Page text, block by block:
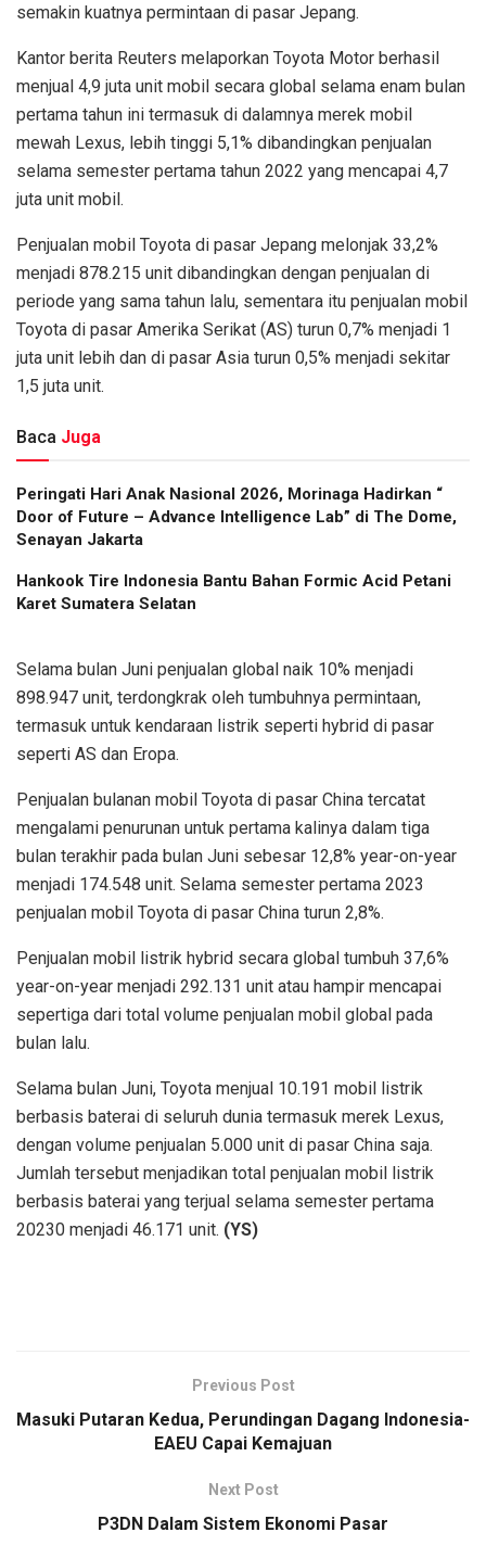
semakin kuatnya permintaan di pasar Jepang.
Kantor berita Reuters melaporkan Toyota Motor berhasil
menjual 4,9 juta unit mobil secara global selama enam bulan
pertama tahun ini termasuk di dalamnya merek mobil
mewah Lexus, lebih tinggi 5,1% dibandingkan penjualan
selama semester pertama tahun 2022 yang mencapai 4,7
juta unit mobil.
Penjualan mobil Toyota di pasar Jepang melonjak 33,2%
menjadi 878.215 unit dibandingkan dengan penjualan di
periode yang sama tahun lalu, sementara itu penjualan mobil
Toyota di pasar Amerika Serikat (AS) turun 0,7% menjadi 1
juta unit lebih dan di pasar Asia turun 0,5% menjadi sekitar
1,5 juta unit.
Baca Juga
Peringati Hari Anak Nasional 2026, Morinaga Hadirkan “
Door of Future – Advance Intelligence Lab” di The Dome,
Senayan Jakarta
Hankook Tire Indonesia Bantu Bahan Formic Acid Petani
Karet Sumatera Selatan
Selama bulan Juni penjualan global naik 10% menjadi
898.947 unit, terdongkrak oleh tumbuhnya permintaan,
termasuk untuk kendaraan listrik seperti hybrid di pasar
seperti AS dan Eropa.
Penjualan bulanan mobil Toyota di pasar China tercatat
mengalami penurunan untuk pertama kalinya dalam tiga
bulan terakhir pada bulan Juni sebesar 12,8% year-on-year
menjadi 174.548 unit. Selama semester pertama 2023
penjualan mobil Toyota di pasar China turun 2,8%.
Penjualan mobil listrik hybrid secara global tumbuh 37,6%
year-on-year menjadi 292.131 unit atau hampir mencapai
sepertiga dari total volume penjualan mobil global pada
bulan lalu.
Selama bulan Juni, Toyota menjual 10.191 mobil listrik
berbasis baterai di seluruh dunia termasuk merek Lexus,
dengan volume penjualan 5.000 unit di pasar China saja.
Jumlah tersebut menjadikan total penjualan mobil listrik
berbasis baterai yang terjual selama semester pertama
20230 menjadi 46.171 unit. (YS)
Previous Post
Masuki Putaran Kedua, Perundingan Dagang Indonesia-
EAEU Capai Kemajuan
Next Post
P3DN Dalam Sistem Ekonomi Pasar